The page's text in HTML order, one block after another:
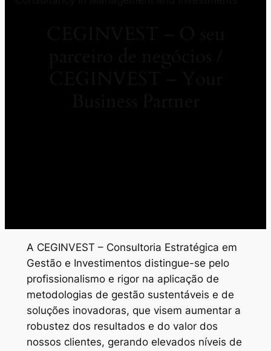
A CEGINVEST – Consultoria Estratégica em
Gestão e Investimentos distingue-se pelo
profissionalismo e rigor na aplicação de
metodologias de gestão sustentáveis e de
soluções inovadoras, que visem aumentar a
robustez dos resultados e do valor dos
nossos clientes, gerando elevados níveis de